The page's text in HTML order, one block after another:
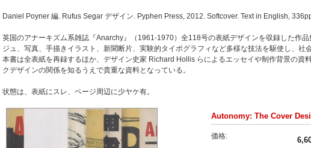
Daniel Poyner 編. Rufus Segar デザイン. Pyphen Press, 2012. Softcover. Text in English,
英国のアナーキズム系雑誌『Anarchy』（1961-1970）全118号の表紙デザインを収録した作
ジュ、写真、手描きイラスト、新聞断片、実験的タイポグラフィなど多様な技法を駆使し、社
本書は全表紙を再録するほか、デザイン史家 Richard Hollis らによるエッセイや制作背景の資
クデザインの関係を知るうえで貴重な資料となっている。
状態は、表紙にスレ、ページ周辺に少ヤケ有。
Autonomy: The Cover
価格: